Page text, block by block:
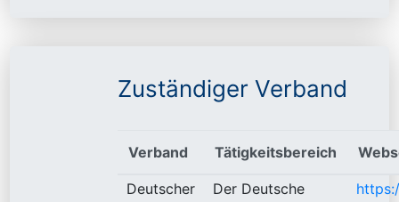
Zuständiger Verband
Verband Tätigkeitsbereich
Deutscher
Der Deutsche